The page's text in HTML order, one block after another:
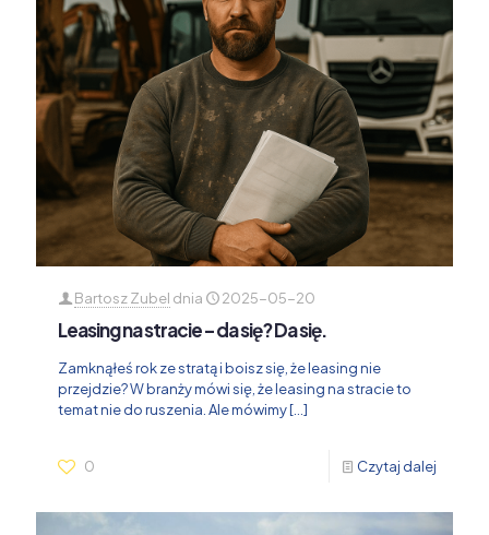
Bartosz Zubel dnia 2025-05-20
Leasing na stracie – da się? Da się.
Zamknąłeś rok ze stratą i boisz się, że leasing nie
przejdzie? W branży mówi się, że leasing na stracie to
temat nie do ruszenia. Ale mówimy[…]
0 Czytaj dalej